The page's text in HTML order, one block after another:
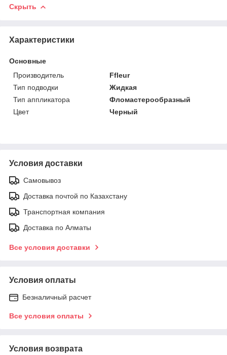
Скрыть
Характеристики
Основные
Производитель
Ffleur
Тип подводки
Жидкая
Тип аппликатора
Фломастерообразный
Цвет
Черный
Условия доставки
Самовывоз
Доставка почтой по Казахстану
Транспортная компания
Доставка по Алматы
Все условия доставки
Условия оплаты
Безналичный расчет
Все условия оплаты
Условия возврата